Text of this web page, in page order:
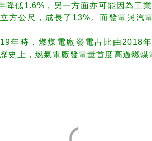
降低1.6%，另一方面亦可能因為工
方公尺，成長了13%。而發電與汽
年時，燃煤電廠發電占比由2018
史上，燃氣電廠發電量首度高過燃